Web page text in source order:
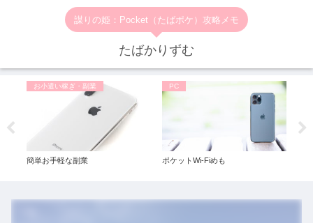
謀りの姫：Pocket（たばポケ）攻略メモ
たばかりずむ
お小遣い稼ぎ・副業
簡単お手軽な副業
PC
ポケットWi-Fiめも